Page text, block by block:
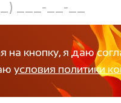
на кнопку, я даю
условия политики